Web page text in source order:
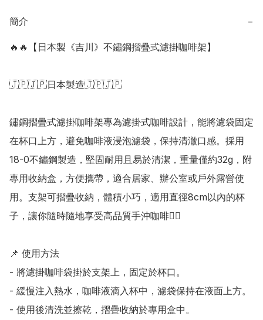
簡介 −
🔥🔥【日本製《吉川》不鏽鋼摺疊式濾掛咖啡架】
🇯🇵🇯🇵日本製造🇯🇵🇯🇵
鏽鋼摺疊式濾掛咖啡架專為濾掛式咖啡設計，能將濾袋固定
在杯口上方，避免咖啡液浸泡濾袋，保持清澈口感。採用
18-0不鏽鋼製造，堅固耐用且易於清潔，重量僅約32g，附
專用收納盒，方便攜帶，適合居家、辦公室或戶外露營使
用。支架可摺疊收納，體積小巧，適用直徑8cm以內的杯
子，讓你隨時隨地享受高品質手沖咖啡👍🏻
📌 使用方法
- 將濾掛咖啡袋掛於支架上，固定於杯口。
- 緩慢注入熱水，咖啡液滴入杯中，濾袋保持在液面上方。
- 使用後清洗並擦乾，摺疊收納於專用盒中。